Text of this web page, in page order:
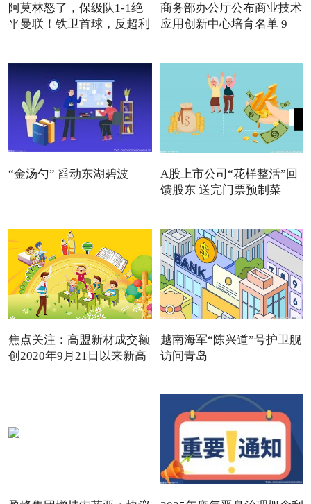
阿莫林怒了，保级队1-1绝
平曼联！铁卫首球，反超利
商务部办公厅公布商业技术
应用创新中心培育名单 9
“金汤勺” 舀动东湖碧波
A股上市公司“花样整活”回
馈股东 送完门票预制菜
焦点关注：高盟新材成交额
创2020年9月21日以来新高
越南海军“陈兴道”号护卫舰
访问青岛